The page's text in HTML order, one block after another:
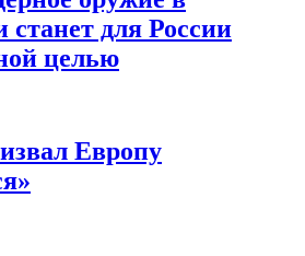
для России
целью
Европу